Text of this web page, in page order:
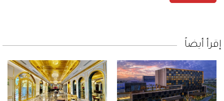
إقرأ أيضاً